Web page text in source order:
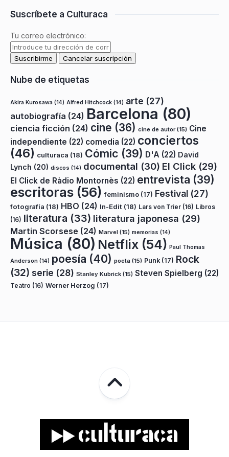
Suscríbete a Culturaca
Tu correo electrónico:
Nube de etiquetas
Akira Kurosawa (14) Alfred Hitchcock (14) arte (27)
autobiografía (24) Barcelona (80)
ciencia ficción (24) cine (36) cine de autor(15) Cine
independiente (22) comedia (22) conciertos
(46) culturaca (18) Cómic (39) D'A (22) David
Lynch (20) discos (14) documental (30) El Click (29)
El Click de Ràdio Montornès (22) entrevista (39)
escritoras (56) feminismo (17) Festival (27)
fotografía (18) HBO (24) In-Edit (18) Lars von Trier (16) Libros
(16) literatura (33) literatura japonesa (29)
Martin Scorsese (24) Marvel (15) memorias (14)
Música (80) Netflix (54) Paul Thomas
Anderson (14) poesía (40) poeta (15) Punk (17) Rock
(32) serie (28) Stanley Kubrick (15) Steven Spielberg (22)
Teatro (16) Werner Herzog (17)